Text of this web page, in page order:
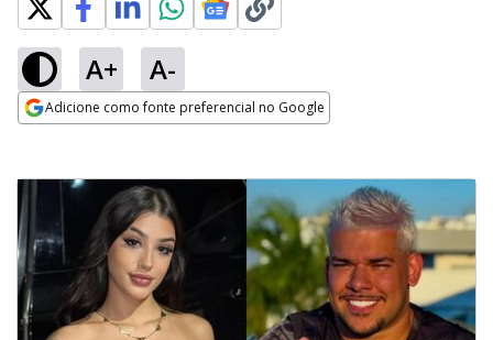
A+ A-
Adicione como fonte preferencial no Google